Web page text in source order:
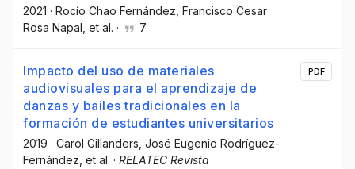
2021 · Rocío Chao Fernández , Francisco Cesar
Rosa Napal , et al. · 7
Impacto del uso de materiales
audiovisuales para el aprendizaje de
danzas y bailes tradicionales en la
formación de estudiantes universitarios
2019 · Carol Gillanders , José Eugenio Rodríguez-
Fernández , et al. · RELATEC Revista
PDF